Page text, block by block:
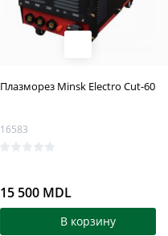
Плазморез Minsk Electro Cut-60
16583
15 500 MDL
В корзину